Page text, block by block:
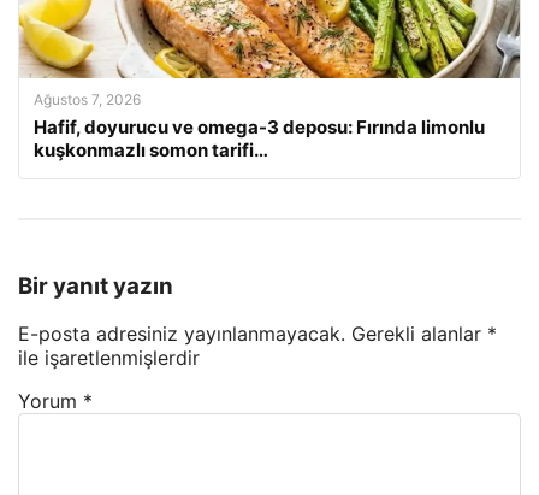
Ağustos 7, 2026
Hafif, doyurucu ve omega-3 deposu: Fırında limonlu
kuşkonmazlı somon tarifi…
Bir yanıt yazın
E-posta adresiniz yayınlanmayacak. Gerekli alanlar *
ile işaretlenmişlerdir
Yorum *